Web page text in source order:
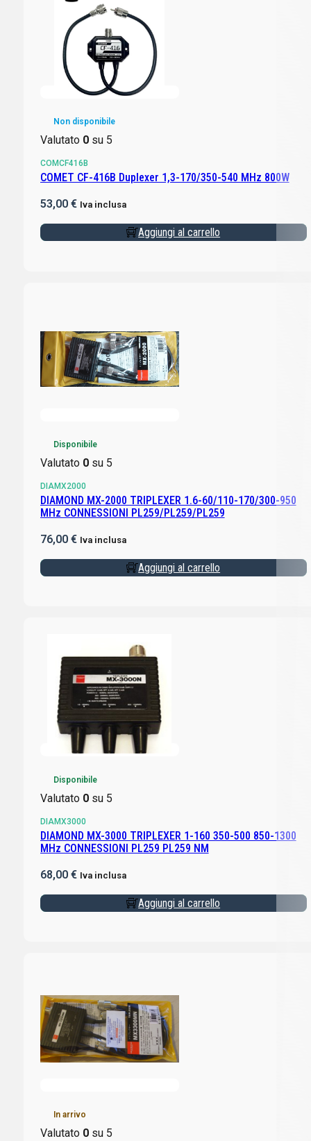
Non disponibile
Valutato 0su 5
COMCF416B
COMET CF-416B Duplexer 1,3-170/350-540 MHz 800W
53,00 € Iva inclusa
Aggiungi al carrello
Disponibile
Valutato 0su 5
DIAMX2000
DIAMOND MX-2000 TRIPLEXER 1.6-60/110-170/300-950
MHz CONNESSIONI PL259/PL259/PL259
76,00 € Iva inclusa
Aggiungi al carrello
Disponibile
Valutato 0su 5
DIAMX3000
DIAMOND MX-3000 TRIPLEXER 1-160 350-500 850-1300
MHz CONNESSIONI PL259 PL259 NM
68,00 € Iva inclusa
Aggiungi al carrello
In arrivo
Valutato 0su 5